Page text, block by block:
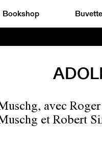
Bookshop Buvette
avec
et Robert